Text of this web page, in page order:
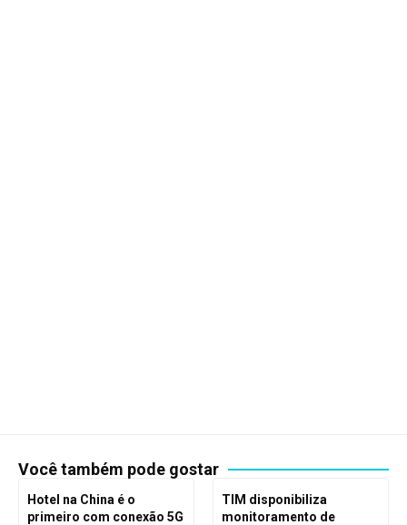
Você também pode gostar
Hotel na China é o
primeiro com conexão 5G
TIM disponibiliza
monitoramento de